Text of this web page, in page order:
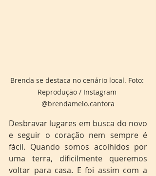
Brenda se destaca no cenário local. Foto:
Reprodução / Instagram
@brendamelo.cantora
Desbravar lugares em busca do novo
e seguir o coração nem sempre é
fácil. Quando somos acolhidos por
uma terra, dificilmente queremos
voltar para casa. E foi assim com a